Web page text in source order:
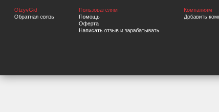
OtzyvGid
Обратная связь
Пользователям
Помощь
Оферта
Написать отзыв и зарабатывать
Компаниям
Добавить